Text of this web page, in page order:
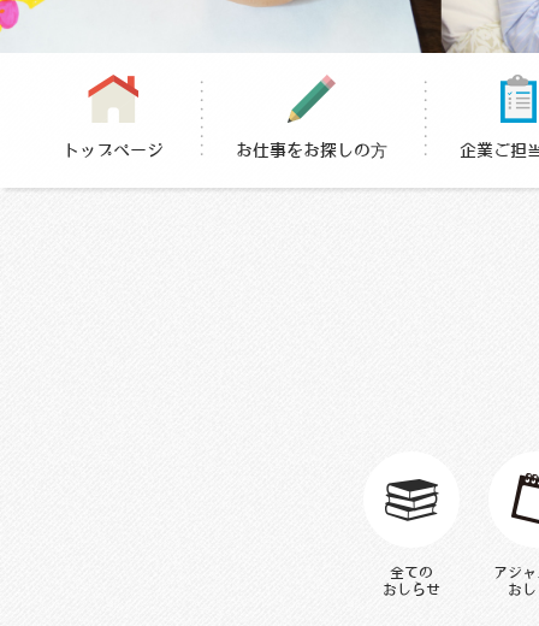
トップページ お仕事をお探しの方 企業ご担
全ての
おしらせ
アジ
お